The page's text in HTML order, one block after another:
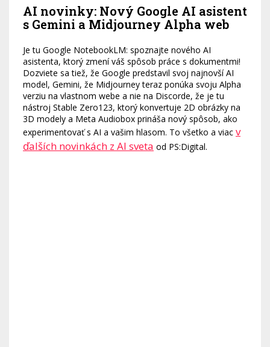
AI novinky: Nový Google AI asistent
s Gemini a Midjourney Alpha web
Je tu Google NotebookLM: spoznajte nového AI
asistenta, ktorý zmení váš spôsob práce s dokumentmi!
Dozviete sa tiež, že Google predstavil svoj najnovší AI
model, Gemini, že Midjourney teraz ponúka svoju Alpha
verziu na vlastnom webe a nie na Discorde, že je tu
nástroj Stable Zero123, ktorý konvertuje 2D obrázky na
3D modely a Meta Audiobox prináša nový spôsob, ako
experimentovať s AI a vašim hlasom. To všetko a viac v
ďalších novinkách z AI sveta od PS:Digital.